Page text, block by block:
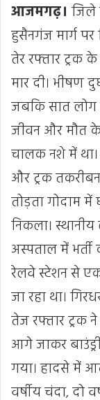
आजमगढ़। जिले
हुसैनगंज मार्ग
तेर रफ्तार ट्रक
मार दी। भीषण
जबकि सात
जीवन और मौत
चालक नशे में
और ट्रक
तोड़ता गोदाम
निकला।
अस्पताल में भर्ती
रेलवे स्टेशन से
जा रहा था।
तेज रफ्तार ट्रक
आगे जाकर
गया। हादसे में
वर्षीय चंदा, दो